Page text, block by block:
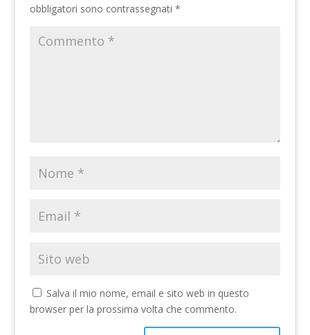
obbligatori sono contrassegnati *
Salva il mio nome, email e sito web in questo
browser per la prossima volta che commento.